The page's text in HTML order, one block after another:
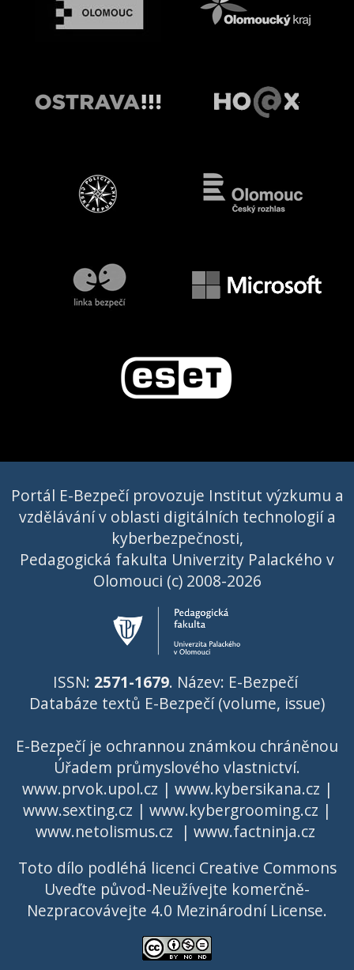
Portál E-Bezpečí provozuje Institut výzkumu a
vzdělávání v oblasti digitálních technologií a
kyberbezpečnosti,
Pedagogická fakulta Univerzity Palackého v
Olomouci (c) 2008-2026
ISSN: 2571-1679. Název: E-Bezpečí
Databáze textů E-Bezpečí (volume, issue)
E-Bezpečí je ochrannou známkou chráněnou
Úřadem průmyslového vlastnictví.
www.prvok.upol.cz | www.kybersikana.cz |
www.sexting.cz | www.kybergrooming.cz |
www.netolismus.cz | www.factninja.cz
Toto dílo podléhá licenci Creative Commons
Uveďte původ-Neužívejte komerčně-
Nezpracovávejte 4.0 Mezinárodní License.